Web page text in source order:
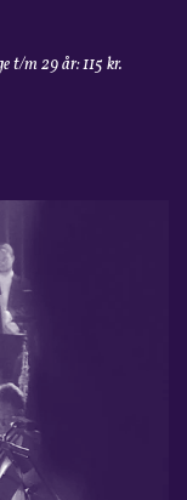
t/m 29 år: 115 kr.